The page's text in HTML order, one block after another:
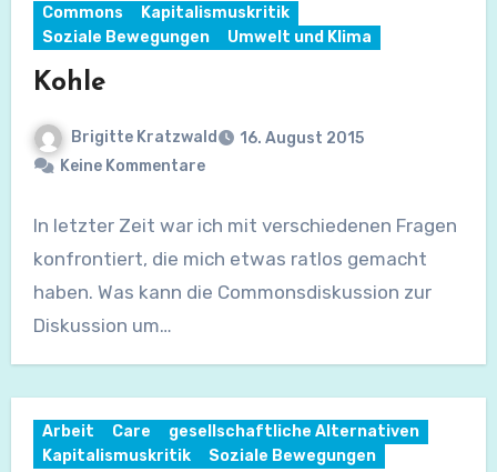
Commons
Kapitalismuskritik
Soziale Bewegungen
Umwelt und Klima
Kohle
Brigitte Kratzwald
16. August 2015
Keine Kommentare
In letzter Zeit war ich mit verschiedenen Fragen
konfrontiert, die mich etwas ratlos gemacht
haben. Was kann die Commonsdiskussion zur
Diskussion um…
Arbeit Care
gesellschaftliche Alternativen
Kapitalismuskritik
Soziale Bewegungen